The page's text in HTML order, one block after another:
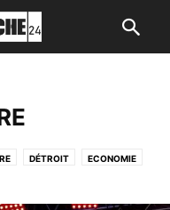
DÉTROIT ECONOMIE